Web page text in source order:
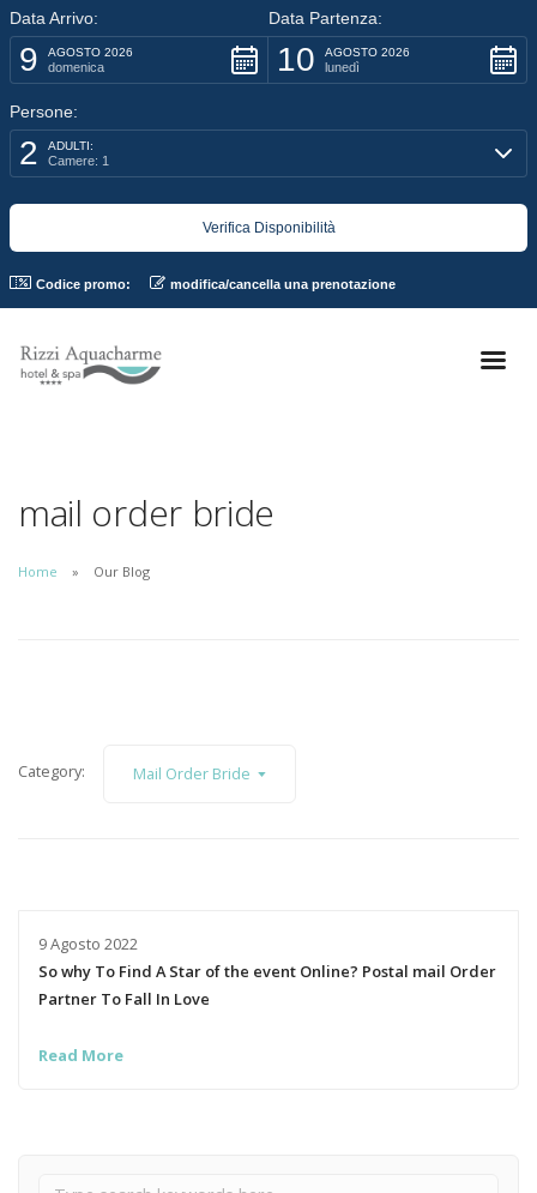
Data Arrivo:
9 AGOSTO 2026
domenica
Data Partenza:
10 AGOSTO 2026
lunedì
Persone:
2 ADULTI:
Camere: 1
Codice promo: modifica/cancella una prenotazione
mail order bride
Home Our Blog
Category: Mail Order Bride
9 Agosto 2022
So why To Find A Star of the event Online? Postal mail Order
Partner To Fall In Love
Read More